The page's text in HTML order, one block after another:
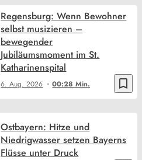
bookmark_border
6. Aug. 2026 00:28 Min.
Regensburg: Wenn Bewohner
selbst musizieren –
bewegender
Jubiläumsmoment im St.
Katharinenspital
Ostbayern: Hitze und
Niedrigwasser setzen Bayerns
Flüsse unter Druck